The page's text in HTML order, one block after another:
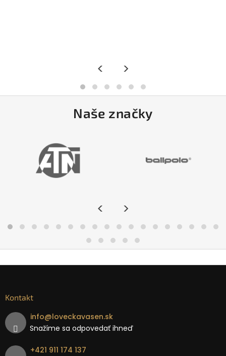
< >
Naše značky
< >
Kontakt
info@loveckavasen.sk
Snažíme sa odpovedať ihneď
+421 911 174 137